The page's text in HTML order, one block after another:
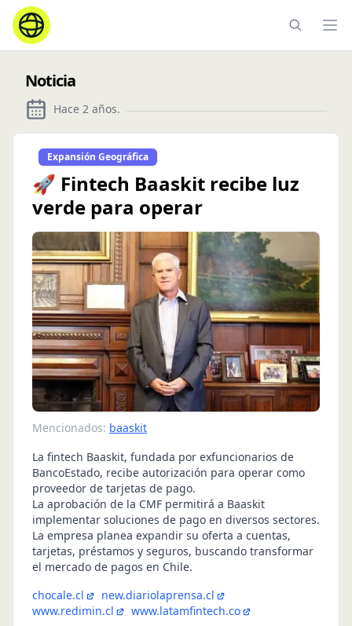
Noticia
Hace 2 años.
Expansión Geográfica
🚀 Fintech Baaskit recibe luz
verde para operar
Mencionados: baaskit
La fintech Baaskit, fundada por exfuncionarios de
BancoEstado, recibe autorización para operar como
proveedor de tarjetas de pago.
La aprobación de la CMF permitirá a Baaskit
implementar soluciones de pago en diversos sectores.
La empresa planea expandir su oferta a cuentas,
tarjetas, préstamos y seguros, buscando transformar
el mercado de pagos en Chile.
chocale.cl
new.diariolaprensa.cl
www.redimin.cl
www.latamfintech.co